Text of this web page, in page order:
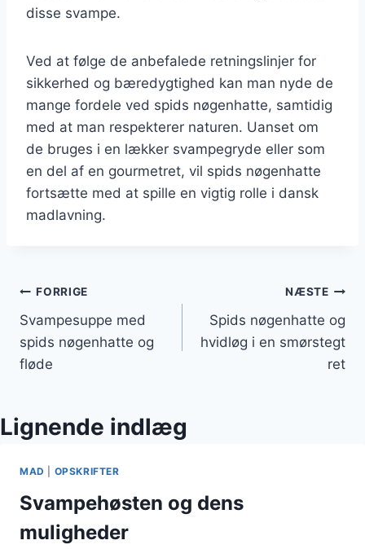
disse svampe.
Ved at følge de anbefalede retningslinjer for
sikkerhed og bæredygtighed kan man nyde de
mange fordele ved spids nøgenhatte, samtidig
med at man respekterer naturen. Uanset om
de bruges i en lækker svampegryde eller som
en del af en gourmetret, vil spids nøgenhatte
fortsætte med at spille en vigtig rolle i dansk
madlavning.
Indlægsnavigation
FORRIGE
Svampesuppe med
spids nøgenhatte og
fløde
NÆSTE
Spids nøgenhatte og
hvidløg i en smørstegt
ret
Lignende indlæg
MAD OPSKRIFTER
Svampehøsten og dens
muligheder